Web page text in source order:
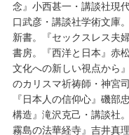
念』小西甚一・講談社現
口武彦・講談社学術文庫
新書。『セックスレス夫
書房。『西洋と日本』赤
文化への新しい視点から
のカリスマ祈祷師・神宮
『日本人の信仰心』磯部
構造』滝沢克己・講談社
霧島の法華経寺』吉井真